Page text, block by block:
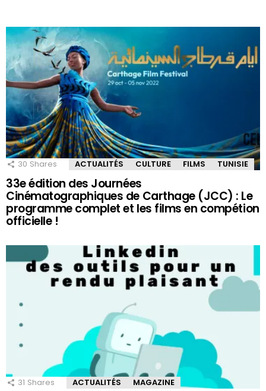
30 Shares ACTUALITÉS CULTURE FILMS TUNISIE
33e édition des Journées
Cinématographiques de Carthage (JCC) : Le
programme complet et les films en compétion
officielle !
31 Shares ACTUALITÉS MAGAZINE